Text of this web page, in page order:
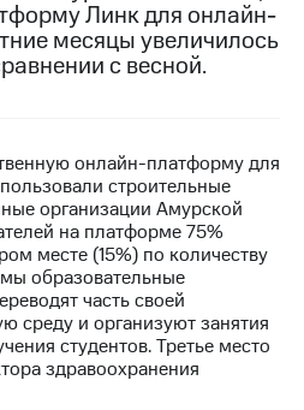
Линк для онлайн-
месяцы увеличилось
с весной.
онлайн-платформу для
строительные
организации Амурской
на платформе 75%
месте (15%) по количеству
образовательные
часть своей
среду и организуют занятия
студентов. Третье место
здравоохранения